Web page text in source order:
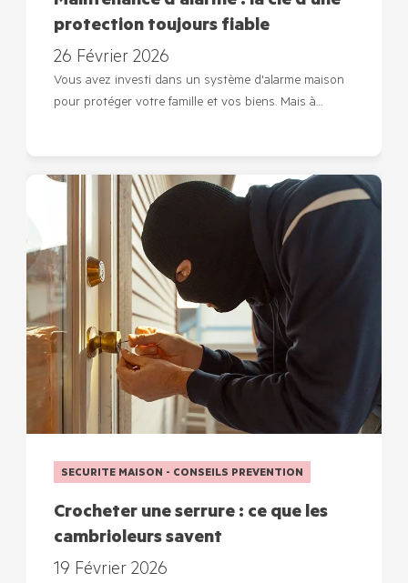
protection toujours fiable
26 Février 2026
Vous avez investi dans un système d'alarme maison
pour protéger votre famille et vos biens. Mais à…
SECURITE MAISON - CONSEILS PREVENTION
Crocheter une serrure : ce que les
cambrioleurs savent
19 Février 2026